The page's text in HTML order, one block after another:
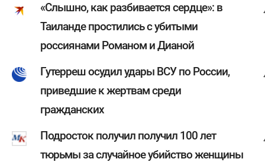
«Слышно, как разбивается сердце»: в
Таиланде простились с убитыми
россиянами Романом и Дианой
Гутерреш осудил удары ВСУ по России,
приведшие к жертвам среди
гражданских
Подросток получил получил 100 лет
тюрьмы за случайное убийство женщины